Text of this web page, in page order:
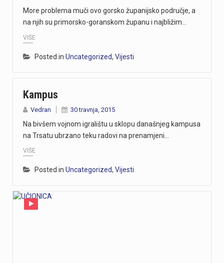
More problema muči ovo gorsko županijsko područje, a
na njih su primorsko-goranskom županu i najbližim…
VIŠE
Posted in Uncategorized, Vijesti
Kampus
Vedran 30 travnja, 2015
Na bivšem vojnom igralištu u sklopu današnjeg kampusa
na Trsatu ubrzano teku radovi na prenamjeni…
VIŠE
Posted in Uncategorized, Vijesti